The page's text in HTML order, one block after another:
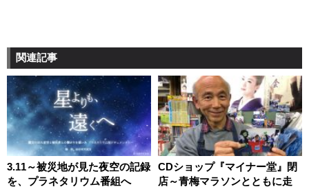
関連記事
3.11～被災地が見た夜空の記録
を、プラネタリウム番組へ
CDショップ『マイナー堂』閉
店～青梅マラソンとともに走